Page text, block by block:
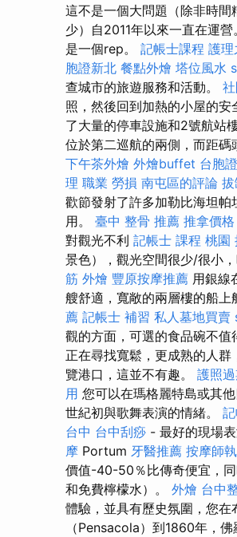
這不是一個大問題（除非時間
少）自2011年以來一直在運
是一個rep。 記帳士課程 護理
胞證新北 餐點外燴 塔位風水
查城市的旅遊服務和活動。
照，然後回到加熱的小屋的
了大量的停車設施和2號航站
位於第二巡航的兩側，而距
下午茶外燴 外燴buffet 台胞
理 職業 勞損 南屯區的評論
歡節發射了許多加勒比海坦帕
用。 臺中 整骨 推薦 推拿價格
對觀光不利 記帳士 課程 桃園
景色），觀光空間很少/很小
筋 外燴 豐原按摩推薦 用銀線
艘舒適，寬敞的兩層樓的船上
薦 記帳士 補習 私人墓地買賣
觀的方面，可選的食品碗不
正在尋找寬鬆，更成熟的人群
覽港口，這並不有趣。 護照
用 您可以在瑪格麗特島或其
世紀初與歌舞表演的情緒。
台中 台中刮痧 - 最好的現場
摩 Portum 牙醫推薦 按摩師
價值-40-50％比傳奇便宜，
和免費檸檬水）。 外燴 台中
體驗，並具有歷史氛圍，您在
（Pensacola）到1860年，